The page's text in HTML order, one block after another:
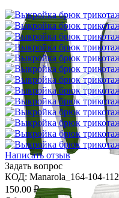
Написать отзыв
Задать вопрос
КОД: Manarola_164-104-112
150.00 ₽